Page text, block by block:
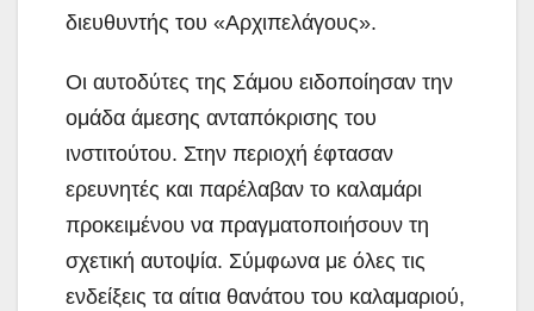
διευθυντής του «Αρχιπελάγους».
Οι αυτοδύτες της Σάμου ειδοποίησαν την
ομάδα άμεσης ανταπόκρισης του
ινστιτούτου. Στην περιοχή έφτασαν
ερευνητές και παρέλαβαν το καλαμάρι
προκειμένου να πραγματοποιήσουν τη
σχετική αυτοψία. Σύμφωνα με όλες τις
ενδείξεις τα αίτια θανάτου του καλαμαριού,